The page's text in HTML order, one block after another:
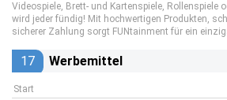
Videospiele, Brett- und Kartenspiele, Rollenspiele
wird jeder fündig! Mit hochwertigen Produkten,
sicherer Zahlung sorgt FUNtainment für ein
17 Werbemittel
Start